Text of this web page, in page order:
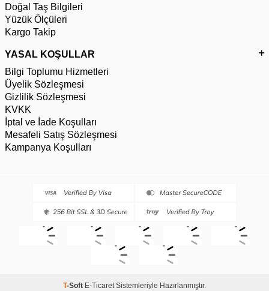
Doğal Taş Bilgileri
Yüzük Ölçüleri
Kargo Takip
YASAL KOŞULLAR
Bilgi Toplumu Hizmetleri
Üyelik Sözleşmesi
Gizlilik Sözleşmesi
KVKK
İptal ve İade Koşulları
Mesafeli Satış Sözleşmesi
Kampanya Koşulları
T-Soft E-Ticaret Sistemleriyle Hazırlanmıştır.